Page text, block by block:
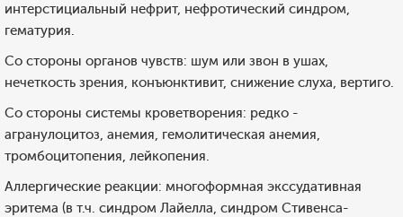
интерстициальный нефрит, нефротический синдром,
гематурия.
Со стороны органов чувств: шум или звон в ушах,
нечеткость зрения, конъюнктивит, снижение слуха, вертиго.
Со стороны системы кроветворения: редко -
агранулоцитоз, анемия, гемолитическая анемия,
тромбоцитопения, лейкопения.
Аллергические реакции: многоформная экссудативная
эритема (в т.ч. синдром Лайелла, синдром Стивенса-